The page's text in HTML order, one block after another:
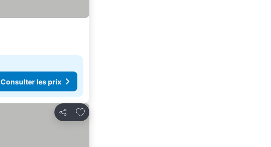
Consulter les prix
Partager
Ajouter à mes favoris